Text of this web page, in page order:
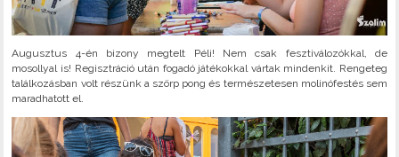
Augusztus 4-én bizony megtelt Péli! Nem csak fesztiválozókkal, de
mosollyal is! Regisztráció után fogadó játékokkal vártak mindenkit. Rengeteg
találkozásban volt részünk a szörp pong és természetesen molinófestés sem
maradhatott el.